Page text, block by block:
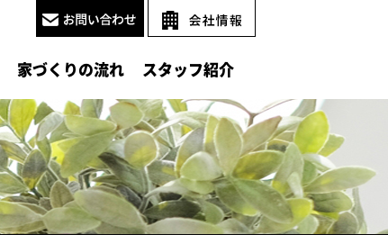
家づくりの流れ スタッフ紹介